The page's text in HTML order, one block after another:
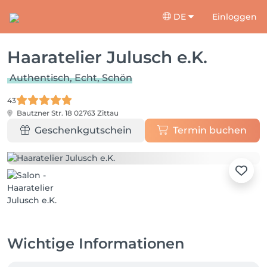
DE Einloggen
Haaratelier Julusch e.K.
Authentisch, Echt, Schön
43
Bautzner Str. 18 02763 Zittau
Geschenkgutschein Termin buchen
Wichtige Informationen